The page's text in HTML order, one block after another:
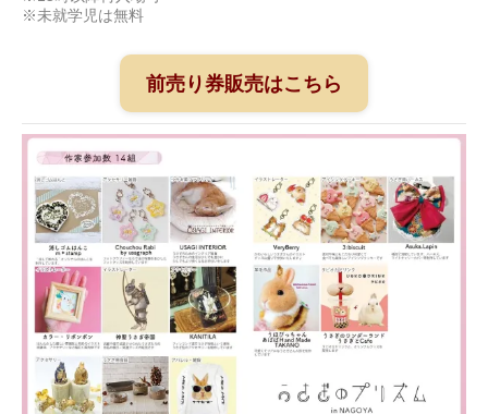
※未就学児は無料
前売り券販売はこちら